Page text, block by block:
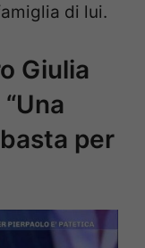
di lui.
Giulia
per